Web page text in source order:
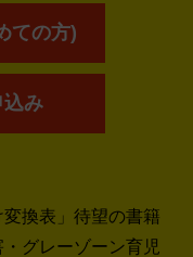
ての方)
込み
換表」待望の書籍
グレーゾーン育児